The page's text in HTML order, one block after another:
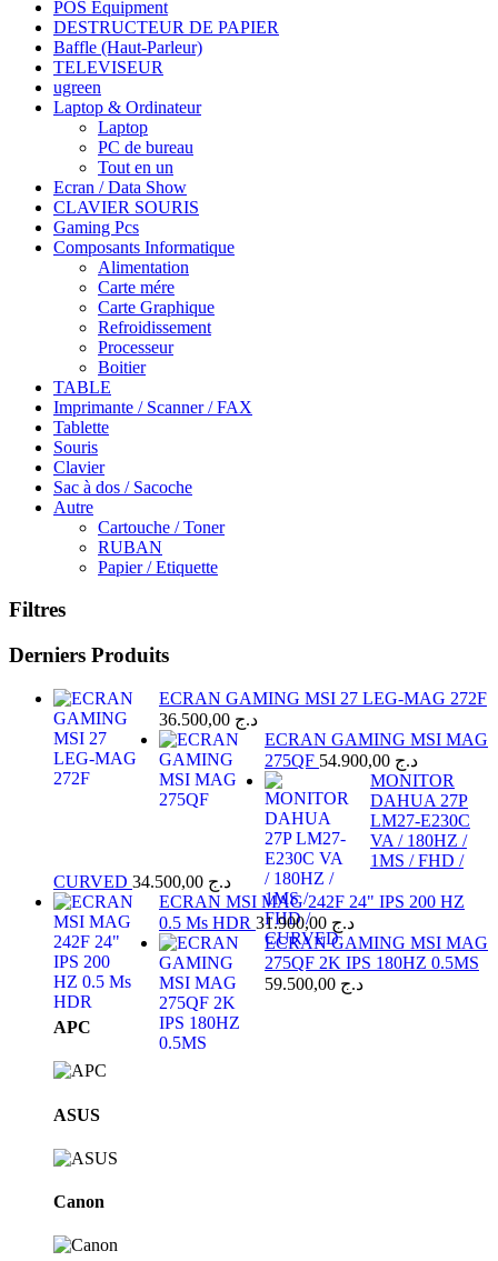
POS Equipment
DESTRUCTEUR DE PAPIER
Baffle (Haut-Parleur)
TELEVISEUR
ugreen
Laptop & Ordinateur
Laptop
PC de bureau
Tout en un
Ecran / Data Show
CLAVIER SOURIS
Gaming Pcs
Composants Informatique
Alimentation
Carte mére
Carte Graphique
Refroidissement
Processeur
Boitier
TABLE
Imprimante / Scanner / FAX
Tablette
Souris
Clavier
Sac à dos / Sacoche
Autre
Cartouche / Toner
RUBAN
Papier / Etiquette
Filtres
Derniers Produits
ECRAN GAMING MSI 27 LEG-MAG 272F
د.ج
ECRAN GAMING MSI MAG
275QF
د.ج
MONITOR
DAHUA 27P
LM27-E230C
VA / 180HZ /
1MS / FHD /
CURVED
د.ج
ECRAN MSI MAG 242F 24" IPS 200 HZ
0.5 Ms HDR
د.ج
ECRAN GAMING MSI MAG
275QF 2K IPS 180HZ 0.5MS
د.ج
Brands
Carousel
APC
ASUS
Canon